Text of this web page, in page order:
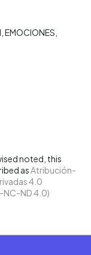
EMOCIONES
noted, this
asAtribución-
4.0
NC-ND 4.0)